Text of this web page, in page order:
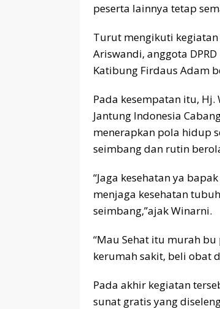
peserta lainnya tetap
Turut mengikuti kegiatan
Ariswandi, anggota
Katibung Firdaus Adam
Pada kesempatan itu,
Jantung Indonesia
menerapkan pola hidup
seimbang dan rutin
“Jaga kesehatan ya
menjaga kesehatan
seimbang,”ajak Winarni.
“Mau Sehat itu murah
kerumah sakit, beli obat
Pada akhir kegiatan
sunat gratis yang